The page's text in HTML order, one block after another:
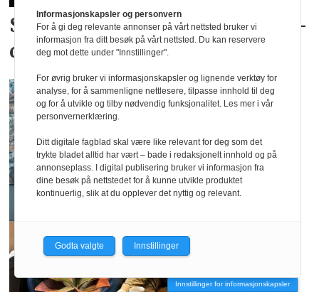
Skyhøy interesse forlandslags­
drakter
Innstillinger for informasjonskapsler
Informasjonskapsler og personvern
For å gi deg relevante annonser på vårt nettsted bruker vi
informasjon fra ditt besøk på vårt nettsted. Du kan reservere
deg mot dette under "Innstillinger".
For øvrig bruker vi informasjonskapsler og lignende verktøy for
analyse, for å sammenligne nettlesere, tilpasse innhold til deg
og for å utvikle og tilby nødvendig funksjonalitet. Les mer i vår
personvernerklæring.
Ditt digitale fagblad skal være like relevant for deg som det
trykte bladet alltid har vært – bade i redaksjonelt innhold og på
annonseplass. I digital publisering bruker vi informasjon fra
dine besøk på nettstedet for å kunne utvikle produktet
kontinuerlig, slik at du opplever det nyttig og relevant.
Godta valgte Innstillinger